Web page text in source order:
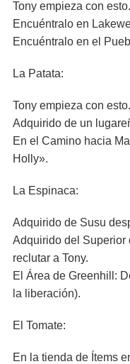
Tony empieza con esto.
Encuéntralo en
Encuéntralo en el
La Patata:
Tony empieza con esto.
Adquirido de un
En el Camino hacia
Holly».
La Espinaca:
Adquirido de Susu
Adquirido del Superior
reclutar a Tony.
El Área de Greenhill:
la liberación).
El Tomate:
En la tienda de Ítems